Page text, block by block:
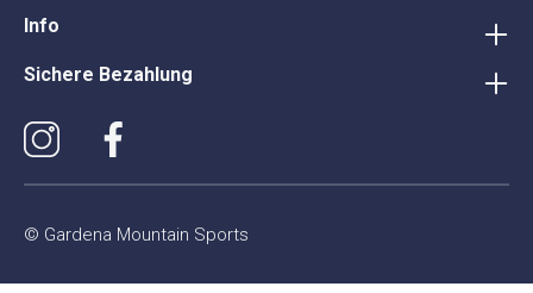
Info
Sichere Bezahlung
© Gardena Mountain Sports